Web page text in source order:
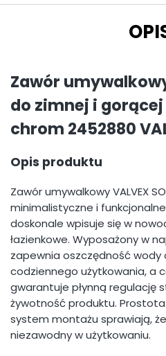
Zawór
do zimnej i
chrom 2452880
Opis produktu
Zawór umywalkowy VALVEX
minimalistyczne i
doskonale wpisuje się w
łazienkowe. Wyposażony w
zapewnia oszczędność wody
codziennego użytkowania, a
gwarantuje płynną regulację
żywotność produktu.
system montażu sprawiają,
niezawodny w użytkowaniu.